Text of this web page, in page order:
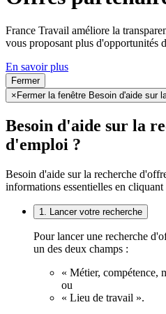
France Travail améliore la
vous proposant plus d'opportunités
En savoir plus
Fermer
× Fermer la fenêtre Besoin d'aide sur
Besoin d'aide sur la
d'emploi ?
Besoin d'aide sur la recherche
informations essentielles en
1. Lancer votre recherche
Pour lancer une recherche
un des deux champs :
« Métier, compétence,
ou
« Lieu de travail ».